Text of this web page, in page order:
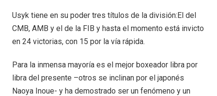
Usyk tiene en su poder tres títulos de la división:El del
CMB, AMB y el de la FIB y hasta el momento está invicto
en 24 victorias, con 15 por la vía rápida.
Para la inmensa mayoría es el mejor boxeador libra por
libra del presente –otros se inclinan por el japonés
Naoya Inoue- y ha demostrado ser un fenómeno y un